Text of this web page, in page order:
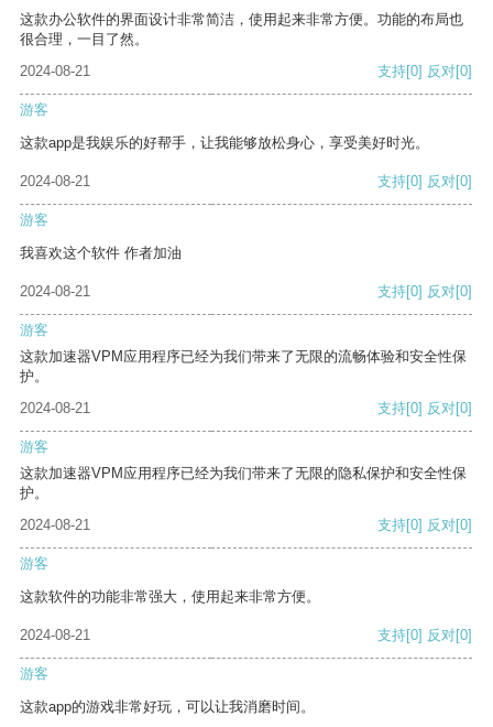
这款办公软件的界面设计非常简洁，使用起来非常方便。功能的布局也
很合理，一目了然。
2024-08-21
支持[0] 反对[0]
游客
这款app是我娱乐的好帮手，让我能够放松身心，享受美好时光。
2024-08-21 支持[0] 反对[0]
游客
我喜欢这个软件 作者加油
2024-08-21 支持[0] 反对[0]
游客
这款加速器VPM应用程序已经为我们带来了无限的流畅体验和安全性保
护。
2024-08-21
支持[0] 反对[0]
游客
这款加速器VPM应用程序已经为我们带来了无限的隐私保护和安全性保
护。
2024-08-21
支持[0] 反对[0]
游客
这款软件的功能非常强大，使用起来非常方便。
2024-08-21 支持[0] 反对[0]
游客
这款app的游戏非常好玩，可以让我消磨时间。